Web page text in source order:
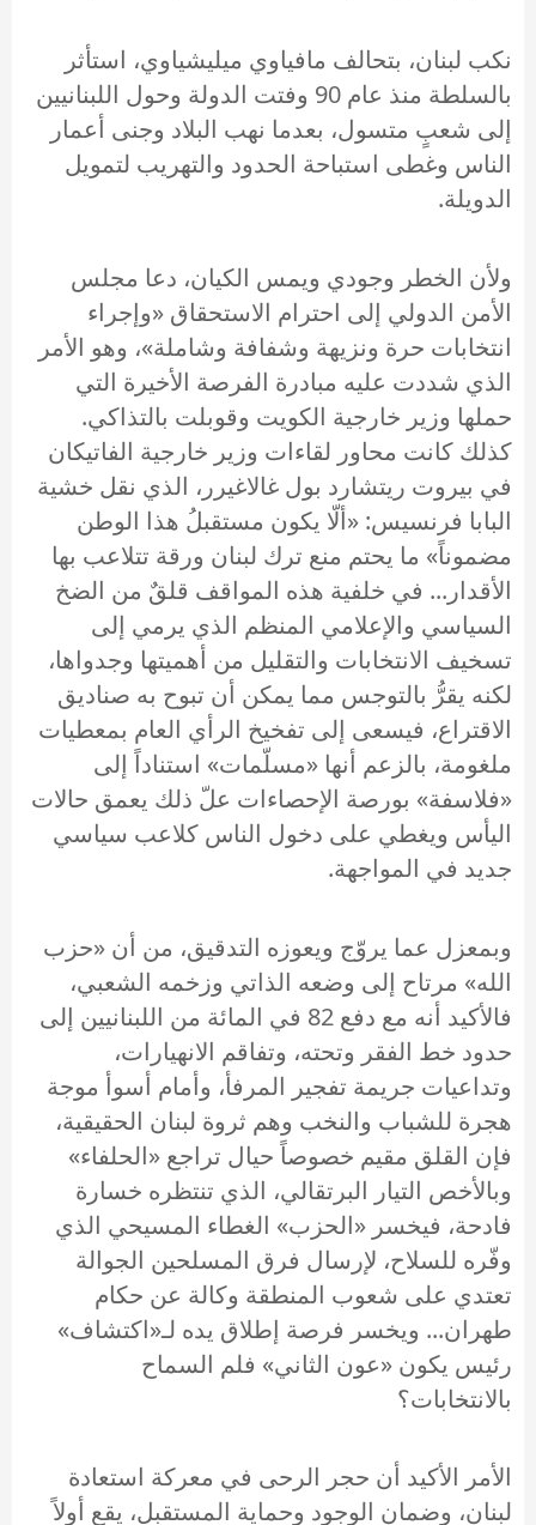
نكب لبنان، بتحالف مافياوي ميليشياوي، استأثر
بالسلطة منذ عام 90 وفتت الدولة وحول اللبنانيين
إلى شعبٍ متسول، بعدما نهب البلاد وجنى أعمار
الناس وغطى استباحة الحدود والتهريب لتمويل
الدويلة.
ولأن الخطر وجودي ويمس الكيان، دعا مجلس
الأمن الدولي إلى احترام الاستحقاق «وإجراء
انتخابات حرة ونزيهة وشفافة وشاملة»، وهو الأمر
الذي شددت عليه مبادرة الفرصة الأخيرة التي
حملها وزير خارجية الكويت وقوبلت بالتذاكي.
كذلك كانت محاور لقاءات وزير خارجية الفاتيكان
في بيروت ريتشارد بول غالاغيرر، الذي نقل خشية
البابا فرنسيس: «ألّا يكون مستقبلُ هذا الوطن
مضموناً» ما يحتم منع ترك لبنان ورقة تتلاعب بها
الأقدار... في خلفية هذه المواقف قلقٌ من الضخ
السياسي والإعلامي المنظم الذي يرمي إلى
تسخيف الانتخابات والتقليل من أهميتها وجدواها،
لكنه يقرُّ بالتوجس مما يمكن أن تبوح به صناديق
الاقتراع، فيسعى إلى تفخيخ الرأي العام بمعطيات
ملغومة، بالزعم أنها «مسلّمات» استناداً إلى
«فلاسفة» بورصة الإحصاءات علّ ذلك يعمق حالات
اليأس ويغطي على دخول الناس كلاعب سياسي
جديد في المواجهة.
وبمعزل عما يروّج ويعوزه التدقيق، من أن «حزب
الله» مرتاح إلى وضعه الذاتي وزخمه الشعبي،
فالأكيد أنه مع دفع 82 في المائة من اللبنانيين إلى
حدود خط الفقر وتحته، وتفاقم الانهيارات،
وتداعيات جريمة تفجير المرفأ، وأمام أسوأ موجة
هجرة للشباب والنخب وهم ثروة لبنان الحقيقية،
فإن القلق مقيم خصوصاً حيال تراجع «الحلفاء»
وبالأخص التيار البرتقالي، الذي تنتظره خسارة
فادحة، فيخسر «الحزب» الغطاء المسيحي الذي
وفّره للسلاح، لإرسال فرق المسلحين الجوالة
تعتدي على شعوب المنطقة وكالة عن حكام
طهران... ويخسر فرصة إطلاق يده لـ«اكتشاف»
رئيس يكون «عون الثاني» فلم السماح
بالانتخابات؟
الأمر الأكيد أن حجر الرحى في معركة استعادة
لبنان، وضمان الوجود وحماية المستقبل، يقع أولاً